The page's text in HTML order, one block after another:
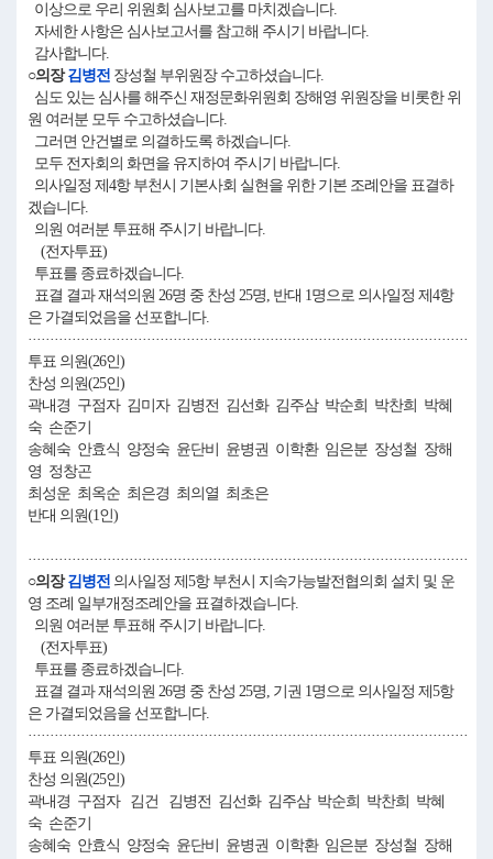
이상으로 우리 위원회 심사보고를 마치겠습니다.
자세한 사항은 심사보고서를 참고해 주시기 바랍니다.
감사합니다.
○의장김병전 장성철 부위원장 수고하셨습니다.
심도 있는 심사를 해주신 재정문화위원회 장해영 위원장을 비롯한 위
원 여러분 모두 수고하셨습니다.
그러면 안건별로 의결하도록 하겠습니다.
모두 전자회의 화면을 유지하여 주시기 바랍니다.
의사일정 제4항 부천시 기본사회 실현을 위한 기본 조례안을 표결하
겠습니다.
의원 여러분 투표해 주시기 바랍니다.
(전자투표)
투표를 종료하겠습니다.
표결 결과 재석의원 26명 중 찬성 25명, 반대 1명으로 의사일정 제4항
은 가결되었음을 선포합니다.
····································································································
투표 의원(26인)
찬성 의원(25인)
곽내경 구점자 김미자 김병전 김선화 김주삼 박순희 박찬희 박혜
숙 손준기
송혜숙 안효식 양정숙 윤단비 윤병권 이학환 임은분 장성철 장해
영 정창곤
최성운 최옥순 최은경 최의열 최초은
반대 의원(1인)
····································································································
○의장김병전 의사일정 제5항 부천시 지속가능발전협의회 설치 및 운
영 조례 일부개정조례안을 표결하겠습니다.
의원 여러분 투표해 주시기 바랍니다.
(전자투표)
투표를 종료하겠습니다.
표결 결과 재석의원 26명 중 찬성 25명, 기권 1명으로 의사일정 제5항
은 가결되었음을 선포합니다.
····································································································
투표 의원(26인)
찬성 의원(25인)
곽내경 구점자 김건 김병전 김선화 김주삼 박순희 박찬희 박혜
숙 손준기
송혜숙 안효식 양정숙 윤단비 윤병권 이학환 임은분 장성철 장해